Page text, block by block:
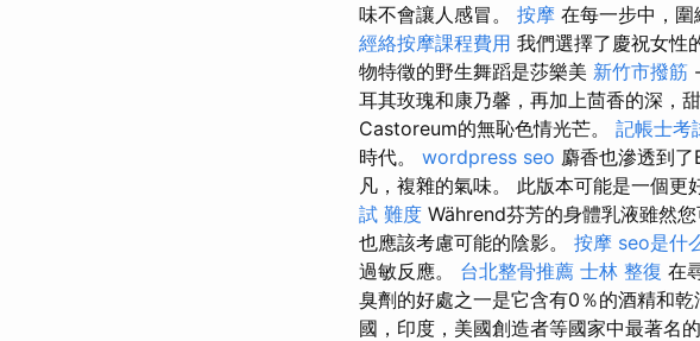
味不會讓人感冒。 按摩 在每一步中，圍
經絡按摩課程費用 我們選擇了慶祝女性
物特徵的野生舞蹈是莎樂美 新竹市撥筋
耳其玫瑰和康乃馨，再加上茴香的深，
Castoreum的無恥色情光芒。 記帳士考
時代。 wordpress seo 麝香也滲透到
凡，複雜的氣味。 此版本可能是一個更
試 難度 Während芬芳的身體乳液雖然
也應該考慮可能的陰影。 按摩 seo是什
過敏反應。 台北整骨推薦 士林 整復 在
臭劑的好處之一是它含有0％的酒精和乾
國，印度，美國創造者等國家中最著名